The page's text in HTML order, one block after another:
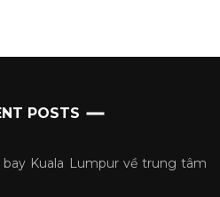
POSTS
Kuala Lumpur về trung tâm